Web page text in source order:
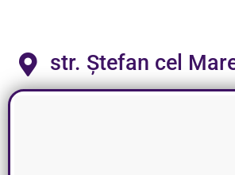
str. Ștefan cel